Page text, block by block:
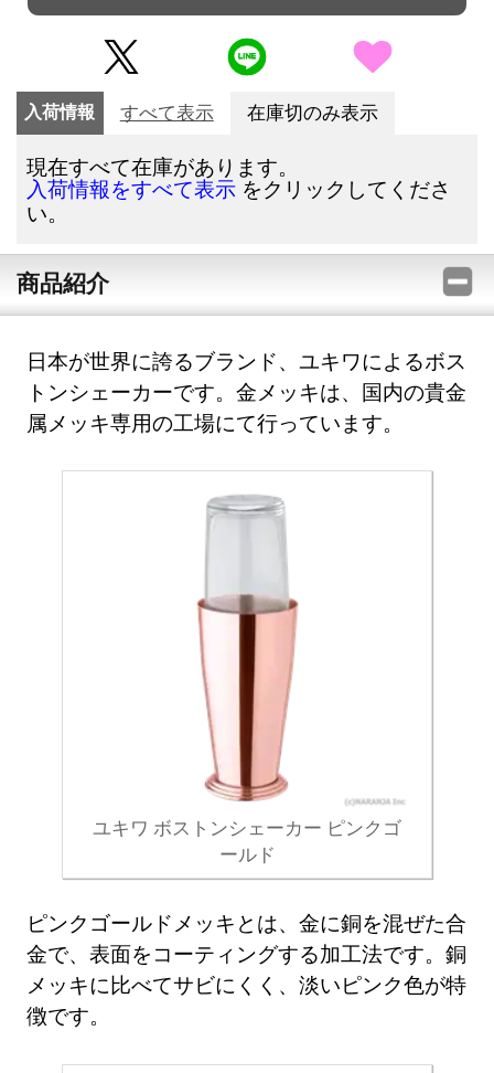
入荷情報 すべて表示 在庫切のみ表示
現在すべて在庫があります。
入荷情報をすべて表示 をクリックしてくださ
い。
商品紹介
日本が世界に誇るブランド、ユキワによるボス
トンシェーカーです。金メッキは、国内の貴金
属メッキ専用の工場にて行っています。
ユキワ ボストンシェーカー ピンクゴ
ールド
ピンクゴールドメッキとは、金に銅を混ぜた合
金で、表面をコーティングする加工法です。銅
メッキに比べてサビにくく、淡いピンク色が特
徴です。